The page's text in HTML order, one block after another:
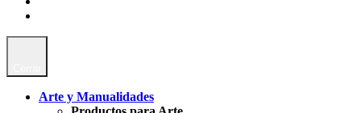
Arte y Manualidades